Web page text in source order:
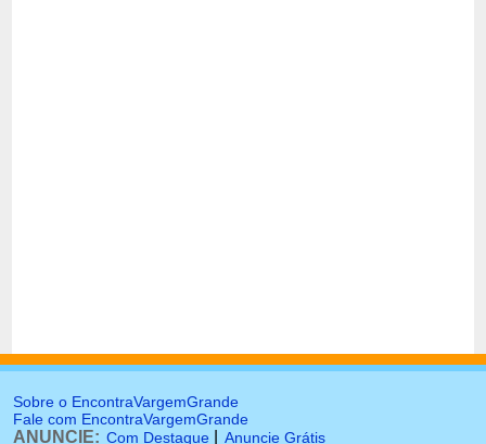
Sobre o EncontraVargemGrande
Fale com EncontraVargemGrande
ANUNCIE: Com Destaque Anuncie Grátis